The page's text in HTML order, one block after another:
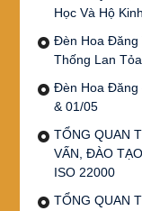
Học Và Hộ
Đèn Hoa Đăng
Thống Lan
Đèn Hoa Đăng
& 01/05
TỔNG QUAN
VẤN, ĐÀO
ISO 22000
TỔNG QUAN